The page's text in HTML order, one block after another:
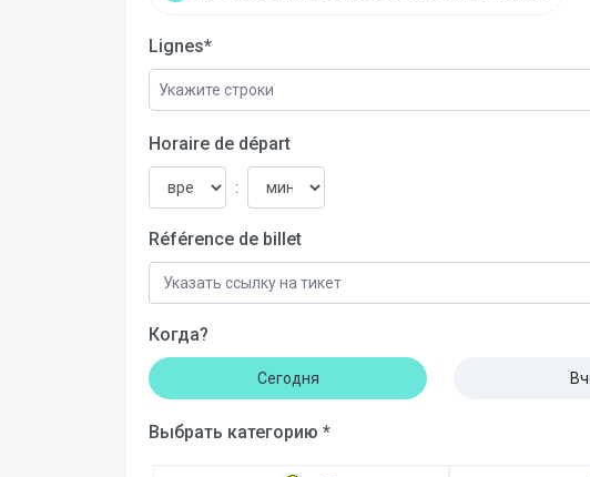
Lignes*
Укажите строки
Horaire de départ
:
Référence de billet
Когда?
Сегодня
Выбрать категорию *